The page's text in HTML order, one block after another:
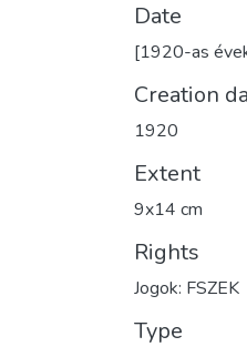
Date
[1920-as
Creation
1920
Extent
9x14 cm
Rights
Jogok: FSZEK
Type